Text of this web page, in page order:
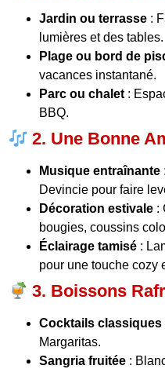
Jardin ou terrasse :
lumières et des tables.
Plage ou bord de
vacances instantané.
Parc ou chalet :
BBQ.
2. Une Bonne
Musique entraînante
Devincie pour faire
Décoration estivale :
bougies, coussins
Éclairage tamisé :
pour une touche cozy
3. Boissons
Cocktails classiques
Margaritas.
Sangria fruitée :